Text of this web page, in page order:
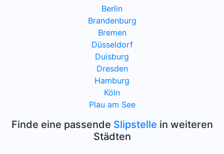
Berlin
Brandenburg
Bremen
Düsseldorf
Duisburg
Dresden
Hamburg
Köln
Plau am See
Finde eine passende Slipstelle in weiteren
Städten